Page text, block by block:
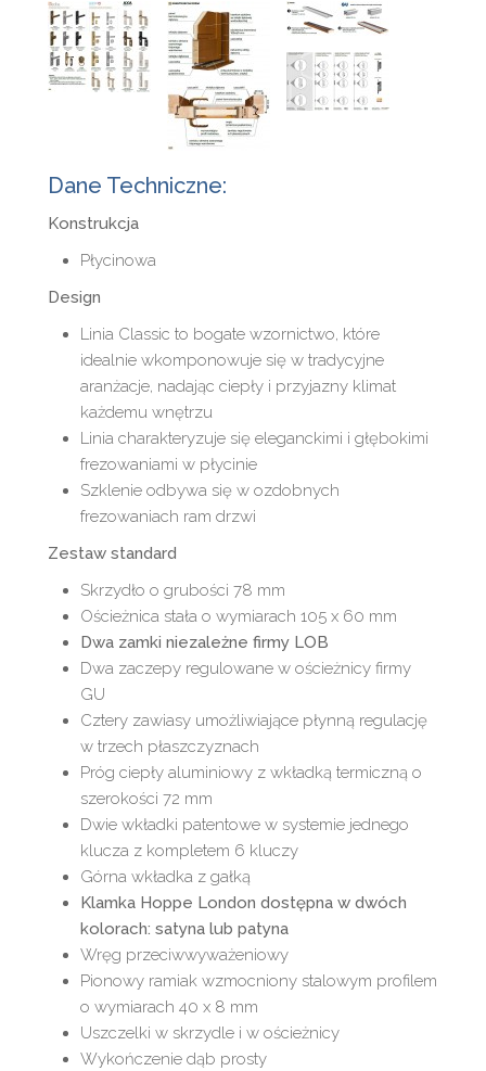
Dane Techniczne:
Konstrukcja
Płycinowa
Design
Linia Classic to bogate wzornictwo, które
idealnie wkomponowuje się w tradycyjne
aranżacje, nadając ciepły i przyjazny klimat
każdemu wnętrzu
Linia charakteryzuje się eleganckimi i głębokimi
frezowaniami w płycinie
Szklenie odbywa się w ozdobnych
frezowaniach ram drzwi
Zestaw standard
Skrzydło o grubości 78 mm
Ościeżnica stała o wymiarach 105 x 60 mm
Dwa zamki niezależne firmy LOB
Dwa zaczepy regulowane w ościeżnicy firmy
GU
Cztery zawiasy umożliwiające płynną regulację
w trzech płaszczyznach
Próg ciepły aluminiowy z wkładką termiczną o
szerokości 72 mm
Dwie wkładki patentowe w systemie jednego
klucza z kompletem 6 kluczy
Górna wkładka z gałką
Klamka Hoppe London dostępna w dwóch
kolorach: satyna lub patyna
Wręg przeciwwyważeniowy
Pionowy ramiak wzmocniony stalowym profilem
o wymiarach 40 x 8 mm
Uszczelki w skrzydle i w ościeżnicy
Wykończenie dąb prosty